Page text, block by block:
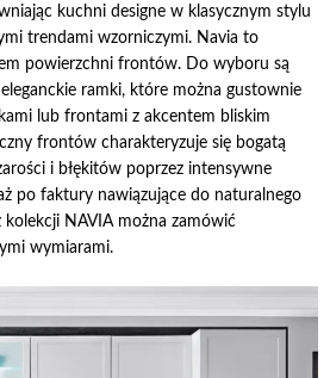
kuchni designe w klasycznym stylu
trendami wzorniczymi. Navia to
powierzchni frontów. Do wyboru są
ramki, które można gustownie
lub frontami z akcentem bliskim
frontów charakteryzuje się bogatą
i błękitów poprzez intensywne
po faktury nawiązujące do naturalnego
kolekcji NAVIA można zamówić
wymiarami.